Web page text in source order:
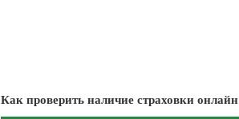
Как проверить наличие страховки онлайн